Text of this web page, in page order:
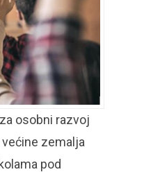
osobni razvoj
zemalja
pod